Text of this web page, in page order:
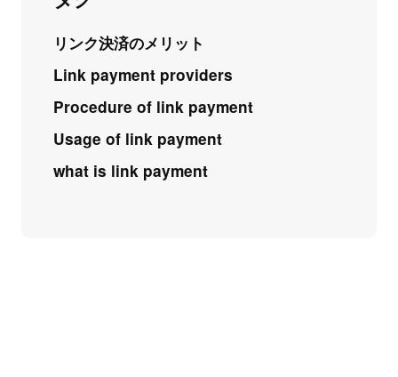
リンク決済のメリット
Link payment providers
Procedure of link payment
Usage of link payment
what is link payment